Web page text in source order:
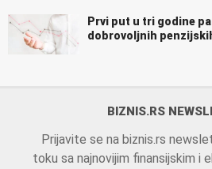
Prvi put u tri godine
dobrovoljnih
BIZNIS.RS
Prijavite se na biznis.rs
toku sa najnovijim finansijskim i